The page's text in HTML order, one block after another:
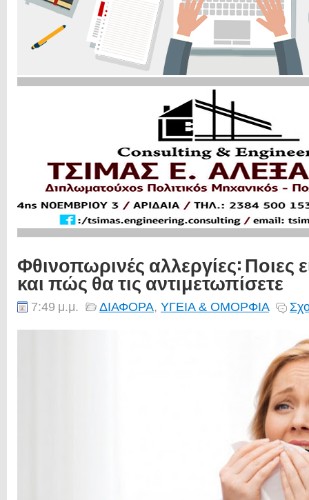
Φθινοπωρινές αλλεργίες: Ποιες
και πώς θα τις αντιμετωπίσετε
7:49 μ.μ. ΔΙΑΦΟΡΑ, ΥΓΕΙΑ & ΟΜΟΡΦΙΑ